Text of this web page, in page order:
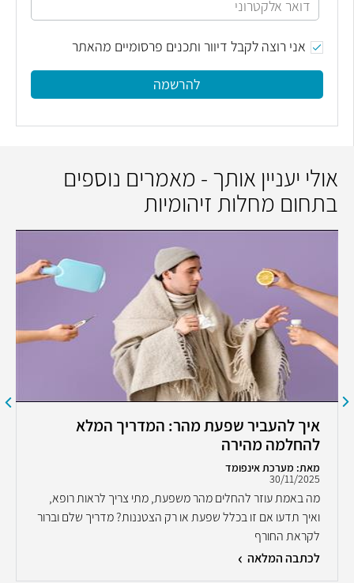
אני רוצה לקבל דיוור ותכנים פרסומיים מהאתר
להרשמה
אולי יעניין אותך - מאמרים נוספים
בתחום מחלות זיהומיות
איך להעביר שפעת מהר: המדריך המלא
להחלמה מהירה
מאת: מערכת אינפומד
30/11/2025
מה באמת עוזר להחלים מהר משפעת, מתי צריך לראות רופא,
ואיך תדעו אם זו בכלל שפעת או רק הצטננות? מדריך שלם וברור
לקראת החורף
לכתבה המלאה